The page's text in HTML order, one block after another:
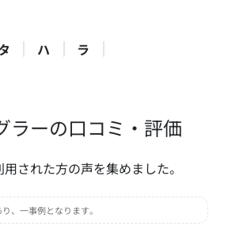
ハ ラ
ラーの口コミ・評価
された方の声を集めました。
、一事例となります。